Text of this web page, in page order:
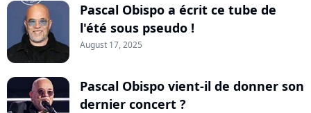
Pascal Obispo a écrit ce tube de
l'été sous pseudo !
August 17, 2025
Pascal Obispo vient-il de donner son
dernier concert ?